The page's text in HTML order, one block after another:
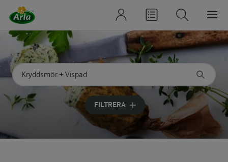
Sök på kategori eller ingrediens
Skriv in sökord för att få förslag
FILTRERA